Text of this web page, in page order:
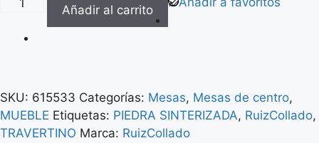
Añadir al carrito
SKU: 615533 Categorías: Mesas, Mesas de centro,
MUEBLE Etiquetas: PIEDRA SINTERIZADA, RuizCollado,
TRAVERTINO Marca: RuizCollado